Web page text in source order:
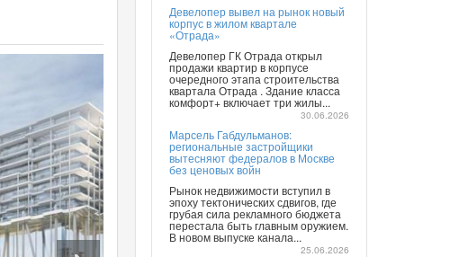
Девелопер вывел на рынок новый
корпус в жилом квартале
«Отрада»
Девелопер ГК Отрада открыл
продажи квартир в корпусе
очередного этапа строительства
квартала Отрада . Здание класса
комфорт+ включает три жилы...
30.06.2026
Марсель Габдульманов:
региональные застройщики
вытесняют федералов в Москве
без ценовых войн
Рынок недвижимости вступил в
эпоху тектонических сдвигов, где
грубая сила рекламного бюджета
перестала быть главным оружием.
В новом выпуске канала...
25.06.2026